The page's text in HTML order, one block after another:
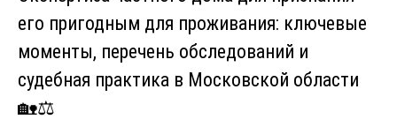
его пригодным для проживания: ключевые
моменты, перечень обследований и
судебная практика в Московской области
🏡⚖️